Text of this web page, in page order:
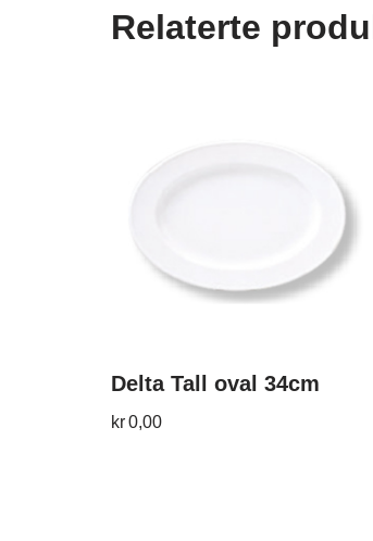
Relaterte
Delta Tall oval 34cm
kr0,00